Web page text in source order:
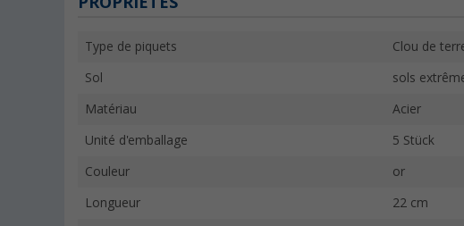
Type de piquets Clou de
Sol sols
Matériau Acier
Unité d'emballage 5 Stück
Couleur or
Longueur 22 cm